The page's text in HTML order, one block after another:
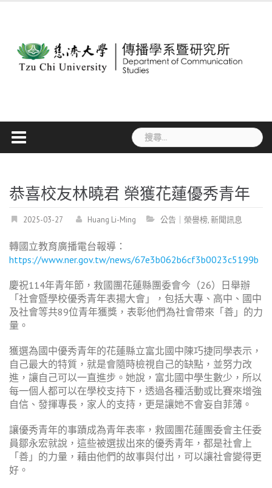
搜
尋
字:
恭喜校友林曉君 榮獲花蓮優秀青年
2025-03-27 Huang Li-Ming 公告｜榮譽榜,新聞訊息
轉國立教育廣播電台報導：
https://www.ner.gov.tw/news/67e3b062b6cf3b0023c5199b
慶祝114年青年節，救國團花蓮縣團委會今（26）日舉辦
「社會暨學校優秀青年表揚大會」，包括大專、高中、國中
及社會等共89位青年獲獎，表彰他們為社會帶來「善」的力
量。
獲選為國中優秀青年的花蓮縣立富北國中陳巧捷同學表示，
自己最大的特質，就是會隨時檢視自己的缺點，並努力改
進，讓自己可以一直進步。她說，富北國中學生數少，所以
每一個人都可以在學校支持下，透過各種活動或比賽來增強
自信、發揮專長，家人的支持，更是讓她不會妄自菲薄。
讓優秀青年的事蹟成為青年表率，救國團花蓮團委會主任委
員鄒永宏就說，這些被選拔出來的優秀青年，都是社會上
「善」的力量，藉由他們的故事與付出，可以讓社會變得更
好。